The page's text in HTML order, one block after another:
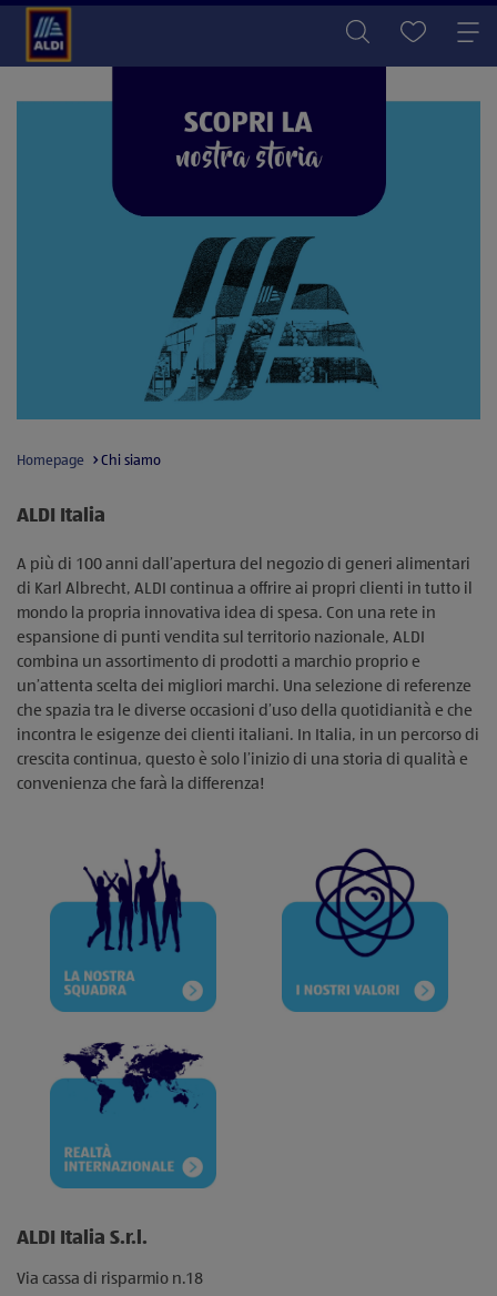
Homepage Chi siamo
ALDI Italia
A più di 100 anni dall’apertura del negozio di generi alimentari
di Karl Albrecht, ALDI continua a offrire ai propri clienti in tutto il
mondo la propria innovativa idea di spesa. Con una rete in
espansione di punti vendita sul territorio nazionale, ALDI
combina un assortimento di prodotti a marchio proprio e
un’attenta scelta dei migliori marchi. Una selezione di referenze
che spazia tra le diverse occasioni d’uso della quotidianità e che
incontra le esigenze dei clienti italiani. In Italia, in un percorso di
crescita continua, questo è solo l’inizio di una storia di qualità e
convenienza che farà la differenza!
ALDI Italia S.r.l.
Via cassa di risparmio n.18